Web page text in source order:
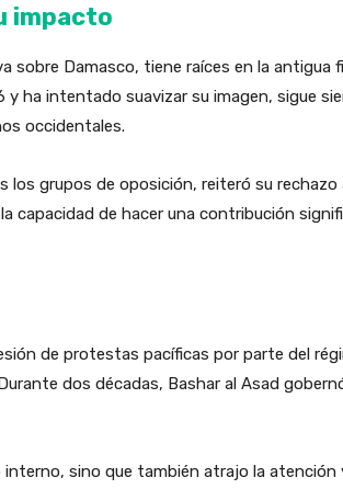
impacto
sobre Damasco, tiene raíces en la antigua
y ha intentado suavizar su imagen, sigue
occidentales.
grupos de oposición, reiteró su rechazo
capacidad de hacer una contribución
de protestas pacíficas por parte del
dos décadas, Bashar al Asad
sino que también atrajo la